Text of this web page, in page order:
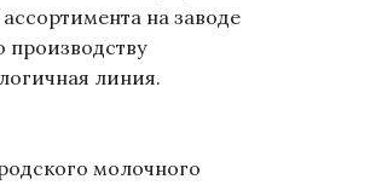
на заводе
производству
линия.
молочного